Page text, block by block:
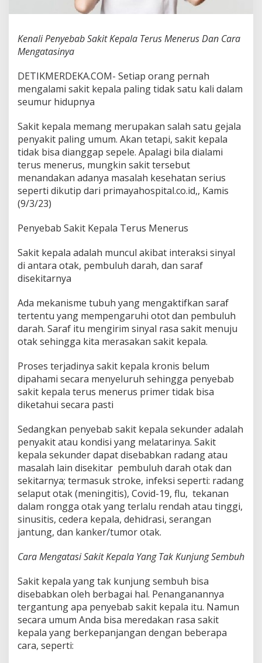
l
e
r
u
e
n
e
r
u
s
a
a
a
M
e
a
t
a
s
i
y
a
Kenali Penyebab Sakit Kepala Terus Menerus Dan Cara
Mengatasinya
DETIKMERDEKA.COM- Setiap orang pernah
mengalami sakit kepala paling tidak satu kali dalam
seumur hidupnya
Sakit kepala memang merupakan salah satu gejala
penyakit paling umum. Akan tetapi, sakit kepala
tidak bisa dianggap sepele. Apalagi bila dialami
terus menerus, mungkin sakit tersebut
menandakan adanya masalah kesehatan serius
seperti dikutip dari primayahospital.co.id,, Kamis
(9/3/23)
Penyebab Sakit Kepala Terus Menerus
Sakit kepala adalah muncul akibat interaksi sinyal
di antara otak, pembuluh darah, dan saraf
disekitarnya
Ada mekanisme tubuh yang mengaktifkan saraf
tertentu yang mempengaruhi otot dan pembuluh
darah. Saraf itu mengirim sinyal rasa sakit menuju
otak sehingga kita merasakan sakit kepala.
Proses terjadinya sakit kepala kronis belum
dipahami secara menyeluruh sehingga penyebab
sakit kepala terus menerus primer tidak bisa
diketahui secara pasti
Sedangkan penyebab sakit kepala sekunder adalah
penyakit atau kondisi yang melatarinya. Sakit
kepala sekunder dapat disebabkan radang atau
masalah lain disekitar pembuluh darah otak dan
sekitarnya; termasuk stroke, infeksi seperti: radang
selaput otak (meningitis), Covid-19, flu, tekanan
dalam rongga otak yang terlalu rendah atau tinggi,
sinusitis, cedera kepala, dehidrasi, serangan
jantung, dan kanker/tumor otak.
Cara Mengatasi Sakit Kepala Yang Tak Kunjung Sembuh
Sakit kepala yang tak kunjung sembuh bisa
disebabkan oleh berbagai hal. Penanganannya
tergantung apa penyebab sakit kepala itu. Namun
secara umum Anda bisa meredakan rasa sakit
kepala yang berkepanjangan dengan beberapa
cara, seperti: